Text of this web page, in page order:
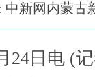
中新网内蒙古
日电 (记